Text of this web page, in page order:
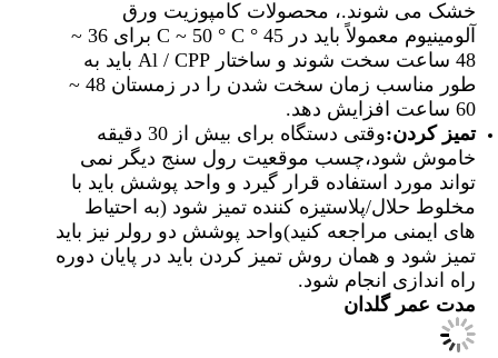
خشک می شوند.، محصولات کامپوزیت ورق
آلومینیوم معمولاً باید در 45 ° C ~ 50 ° C برای 36 ~
48 ساعت سخت شوند و ساختار Al / CPP باید به
طور مناسب زمان سخت شدن را در زمستان 48 ~
60 ساعت افزایش دهد.
تمیز کردن:
وقتی دستگاه برای بیش از 30 دقیقه
خاموش شود،چسب موقعیت رول سنج دیگر نمی
تواند مورد استفاده قرار گیرد و واحد پوشش باید با
مخلوط حلال/پلاستیزه کننده تمیز شود (به احتیاط
های ایمنی مراجعه کنید)واحد پوشش دو رولر نیز باید
تمیز شود و همان روش تمیز کردن باید در پایان دوره
راه اندازی انجام شود.
مدت عمر گلدان